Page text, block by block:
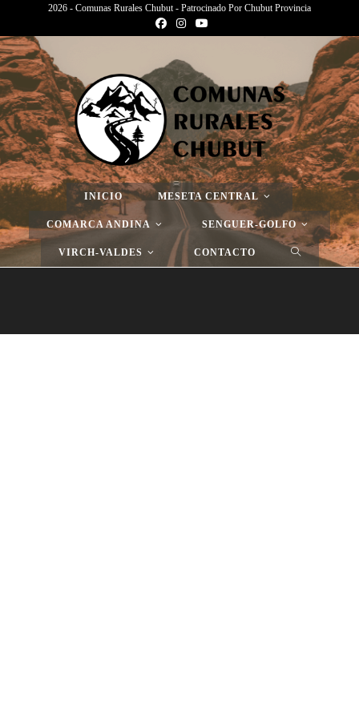
2026 - Comunas Rurales Chubut - Patrocinado Por Chubut Provincia
INICIO MESETA CENTRAL
COMARCA ANDINA SENGUER-GOLFO
VIRCH-VALDES CONTACTO
Página Nueva
> Página Nueva